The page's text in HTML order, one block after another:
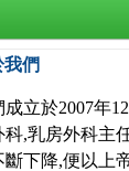
我們
成立於2007年
科,乳房外科主
斷下降,便以上